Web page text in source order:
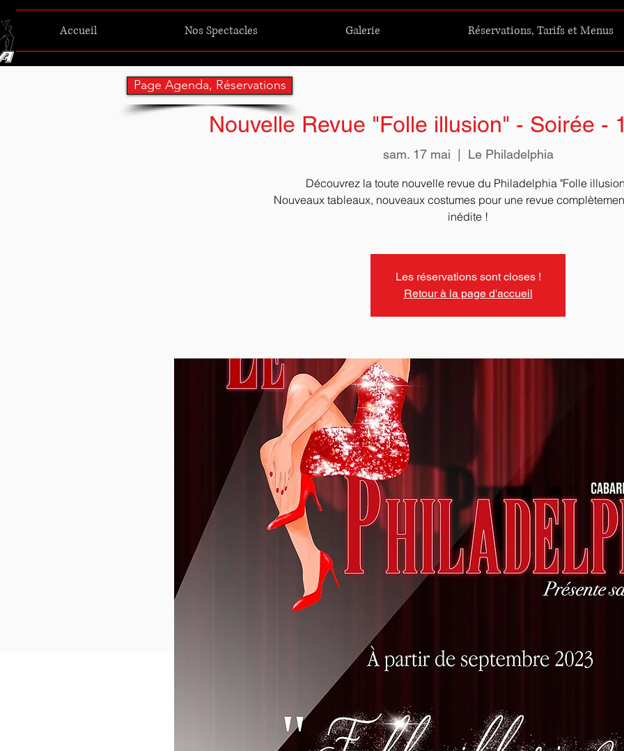
Accueil Nos Spectacles Galerie Réservations, Tarifs et Menus
Nouvelle Revue "Folle illusion" - Soirée -
sam. 17 mai
  |
Le Philadelphia
Découvrez la toute nouvelle revue du Philadelphia "Folle
Nouveaux tableaux, nouveaux costumes pour une revue
Les réservations sont closes !
Retour à la page d'accueil
Page Agenda, Réservations